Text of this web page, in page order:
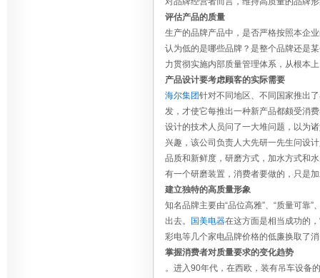
评估产品的质量
生产的品牌产品中，是否严格按照本企
认为低的是哪些品牌？是整个品牌还是
力贯彻实施内部质量管理体系，从根本
产品设计要考虑顾客的实际需要
海尔集团针对不同地区、不同国家推出
发，才使它每推出一种新产品都颇受消
设计的技术人员问了一大堆问题，以为
兴趣，该公司负责人大先研一先生问设
品质和新鲜度，研磨方式，加水方式和
有一个研磨装置，消费者要做的，只是
建立独特的高质量形象
知名品牌主要由“品位高雅”、“质量可靠
出去。
国美电器在这方面是相当成功的
彩电等几个家电品牌价格的低廉换取了
掌握消费者对质量要求的变化趋势
。进入90年代，在西欧，装有吊车设备